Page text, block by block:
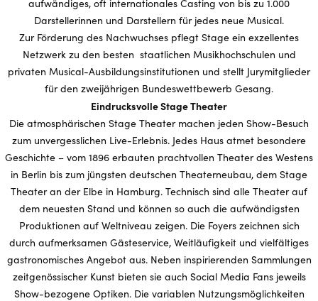
aufwändiges, oft internationales Casting von bis zu 1.000
Darstellerinnen und Darstellern für jedes neue Musical.
Zur Förderung des Nachwuchses pflegt Stage ein exzellentes
Netzwerk zu den besten staatlichen Musikhochschulen und
privaten Musical-Ausbildungsinstitutionen und stellt Jurymitglieder
für den zweijährigen Bundeswettbewerb Gesang.
Eindrucksvolle Stage Theater
Die atmosphärischen Stage Theater machen jeden Show-Besuch
zum unvergesslichen Live-Erlebnis. Jedes Haus atmet besondere
Geschichte – vom 1896 erbauten prachtvollen Theater des Westens
in Berlin bis zum jüngsten deutschen Theaterneubau, dem Stage
Theater an der Elbe in Hamburg. Technisch sind alle Theater auf
dem neuesten Stand und können so auch die aufwändigsten
Produktionen auf Weltniveau zeigen. Die Foyers zeichnen sich
durch aufmerksamen Gästeservice, Weitläufigkeit und vielfältiges
gastronomisches Angebot aus. Neben inspirierenden Sammlungen
zeitgenössischer Kunst bieten sie auch Social Media Fans jeweils
Show-bezogene Optiken. Die variablen Nutzungsmöglichkeiten